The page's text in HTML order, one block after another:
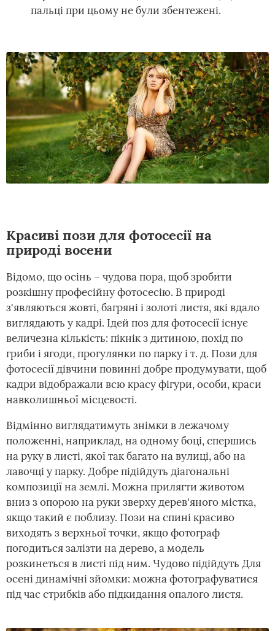
пальці при цьому не були збентежені.
Красиві пози для фотосесії на
природі восени
Відомо, що осінь – чудова пора, щоб зробити
розкішну професійну фотосесію. В природі
з'являються жовті, багряні і золоті листя, які вдало
виглядають у кадрі. Ідей поз для фотосесії існує
величезна кількість: пікнік з дитиною, похід по
гриби і ягоди, прогулянки по парку і т. д. Пози для
фотосесії дівчини повинні добре продумувати, щоб
кадри відображали всю красу фігури, особи, краси
навколишньої місцевості.
Відмінно виглядатимуть знімки в лежачому
положенні, наприклад, на одному боці, спершись
на руку в листі, якої так багато на вулиці, або на
лавочці у парку. Добре підійдуть діагональні
композиції на землі. Можна прилягти животом
вниз з опорою на руки зверху дерев'яного містка,
якщо такий є поблизу. Пози на спині красиво
виходять з верхньої точки, якщо фотограф
погодиться залізти на дерево, а модель
розкинеться в листі під ним. Чудово підійдуть Для
осені динамічні зйомки: можна фотографуватися
під час стрибків або підкидання опалого листя.